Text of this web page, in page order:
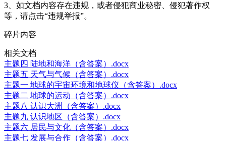
3、如文档内容存在违规，或者侵犯商业秘密、侵犯著作权
等，请点击“违规举报”。
碎片内容
相关文档
主题四 陆地和海洋（含答案）.docx
主题五 天气与气候（含答案）.docx
主题一 地球的宇宙环境和地球仪（含答案）.docx
主题二 地球的运动（含答案）.docx
主题八 认识大洲（含答案）.docx
主题九 认识地区（含答案）.docx
主题六 居民与文化（含答案）.docx
主题七 发展与合作（含答案）.docx